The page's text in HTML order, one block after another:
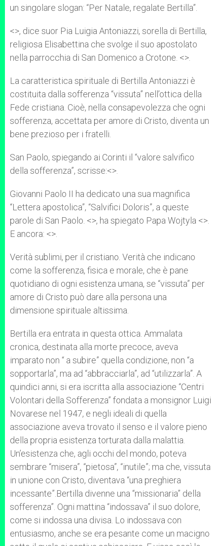
un singolare slogan: “Per Natale, regalate Bertilla”.
<>, dice suor Pia Luigia Antoniazzi, sorella di Bertilla,
religiosa Elisabettina che svolge il suo apostolato
nella parrocchia di San Domenico a Crotone. <>.
La caratteristica spirituale di Bertilla Antoniazzi è
costituita dalla sofferenza “vissuta” nell’ottica della
Fede cristiana. Cioè, nella consapevolezza che ogni
sofferenza, accettata per amore di Cristo, diventa un
bene prezioso per i fratelli.
San Paolo, spiegando ai Corinti il “valore salvifico
della sofferenza”, scrisse:<>.
Giovanni Paolo II ha dedicato una sua magnifica
“Lettera apostolica”, “Salvifici Doloris”, a queste
parole di San Paolo. <>, ha spiegato Papa Wojtyla <>.
E ancora: <>.
Verità sublimi, per il cristiano. Verità che indicano
come la sofferenza, fisica e morale, che è pane
quotidiano di ogni esistenza umana, se “vissuta” per
amore di Cristo può dare alla persona una
dimensione spirituale altissima.
Bertilla era entrata in questa ottica. Ammalata
cronica, destinata alla morte precoce, aveva
imparato non “ a subire” quella condizione, non “a
sopportarla”, ma ad “abbracciarla”, ad “utilizzarla”. A
quindici anni, si era iscritta alla associazione “Centri
Volontari della Sofferenza” fondata a monsignor Luigi
Novarese nel 1947, e negli ideali di quella
associazione aveva trovato il senso e il valore pieno
della propria esistenza torturata dalla malattia.
Un’esistenza che, agli occhi del mondo, poteva
sembrare “misera”, “pietosa”, “inutile”; ma che, vissuta
in unione con Cristo, diventava “una preghiera
incessante”.Bertilla divenne una “missionaria” della
sofferenza”. Ogni mattina “indossava” il suo dolore,
come si indossa una divisa. Lo indossava con
entusiasmo, anche se era pesante come un macigno